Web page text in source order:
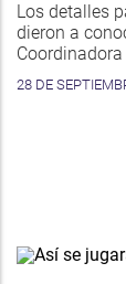
Los detalles
dieron a
28 DE